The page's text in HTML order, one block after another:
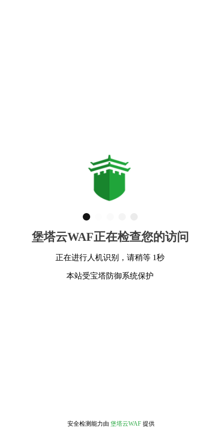
堡塔云WAF正在检查您的访问
正在进行人机识别，请稍等 1秒
本站受宝塔防御系统保护
安全检测能力由 堡塔云WAF 提供